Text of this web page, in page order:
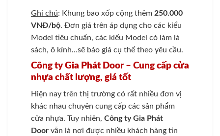
Ghi chú: Khung bao xốp cộng thêm 250.000
VNĐ/bộ. Đơn giá trên áp dụng cho các kiểu
Model tiêu chuẩn, các kiểu Model có làm lá
sách, ô kính…sẽ báo giá cụ thể theo yêu cầu.
Công ty Gia Phát Door – Cung cấp cửa
nhựa chất lượng, giá tốt
Hiện nay trên thị trường có rất nhiều đơn vị
khác nhau chuyên cung cấp các sản phẩm
cửa nhựa. Tuy nhiên, Công ty Gia Phát
Door vẫn là nơi được nhiều khách hàng tin